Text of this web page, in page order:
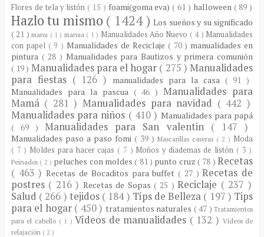
Flores de tela y listón ( 15 ) foami(goma eva)( 61 ) halloween ( 89 )
Hazlo tu mismo ( 1424 )Los sueños y su significado
( 21 )manu ( 1 ) manua ( 1 ) Manualidades Año Nuevo ( 4 ) Manualidades
con papel ( 9 )Manualidades de Reciclaje ( 70 ) manualidades en
pintura ( 28 ) Manualidades para Bautizos y primera comunión
( 19 ) Manualidades para el hogar ( 275 )Manualidades
para fiestas ( 126 ) manualidades para la casa ( 91 )
Manualidades para la pascua ( 46 )Manualidades para
Mamá ( 281 ) Manualidades para navidad ( 442 )
Manualidades para niños ( 410 ) Manualidades para papá
( 69 )Manualidades para San valentin ( 147 )
Manualidades paso a paso fomi ( 39 )Mascarillas caseras ( 2 ) Moda
( 7 ) Moldes para hacer cajas ( 7 ) Moños y diademas de listón ( 3 )
Peinados ( 2 ) peluches con moldes( 81 ) punto cruz( 78 )Recetas
( 463 )Recetas de Bocaditos para buffet( 27 )Recetas de
postres ( 216 ) Recetas de Sopas( 25 )Reciclaje ( 237 )
Salud ( 266 ) tejidos ( 184 ) Típs de Belleza ( 197 ) Tips
para el hogar ( 450 ) tratamientos naturales ( 47 )Tratamientos
para el cabello ( 1 ) Vídeos de manualidades ( 132 ) Vídeos de
relajación ( 2 )